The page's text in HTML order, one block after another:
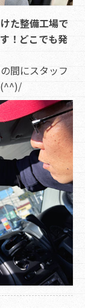
た整備工場で
！どこでも発
間にスタッフ
(^^)/